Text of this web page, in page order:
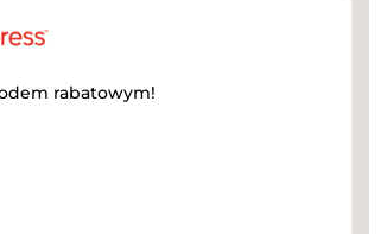
rabatowym!